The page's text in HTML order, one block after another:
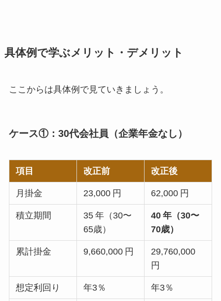
具体例で学ぶメリット・デメリット
ここからは具体例で見ていきましょう。
ケース①：30代会社員（企業年金なし）
項目 改正前 改正後
月掛金 23,000 円 62,000 円
積立期間
35 年（30〜
65歳）
40 年（30〜
70歳）
累計掛金 9,660,000 円
29,760,000
円
想定利回り 年3％ 年3％